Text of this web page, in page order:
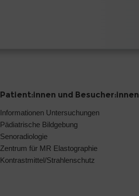
Patient:innen und Besucher:innen
Informationen Untersuchungen
Pädiatrische Bildgebung
Senoradiologie
Zentrum für MR Elastographie
Kontrastmittel/Strahlenschutz